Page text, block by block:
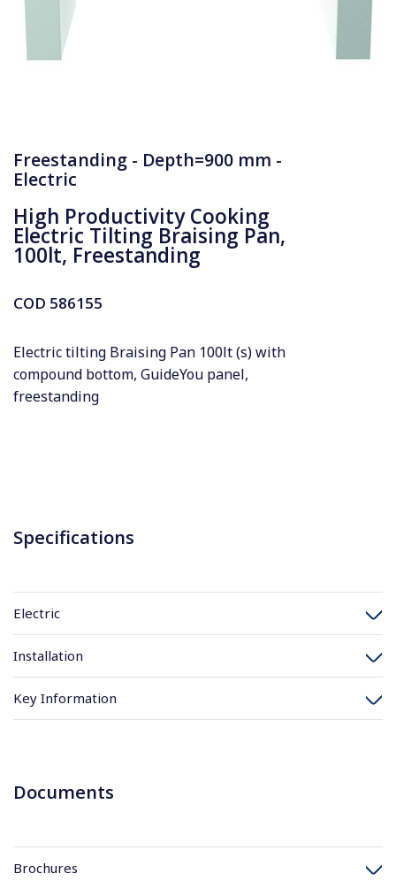
Freestanding - Depth=900 mm -
Electric
High Productivity Cooking
Electric Tilting Braising Pan,
100lt, Freestanding
COD 586155
Electric tilting Braising Pan 100lt (s) with
compound bottom, GuideYou panel,
freestanding
Specifications
Electric
Installation
Key Information
Documents
Brochures